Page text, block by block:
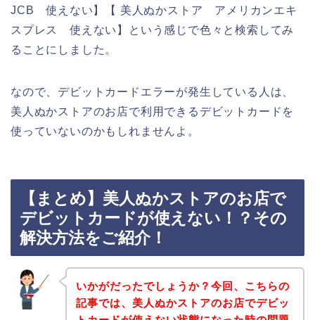
JCB 使えない】【 美人ぬかストア アメリカンエキ
スプレス 使えない】という感じで色々と検索してみ
ることにしました。
なので、デビットカードエラーが発生している人は、
美人ぬかストアのお店で利用できるデビットカードを
使っていないのかもしれませんよ。
【まとめ】美人ぬかストアのお店で
デビットカードが使えない！？その
解決方法をご紹介！
いかがだったでしょうか？今回、こちらの
記事では、美人ぬかストアのお店でデビッ